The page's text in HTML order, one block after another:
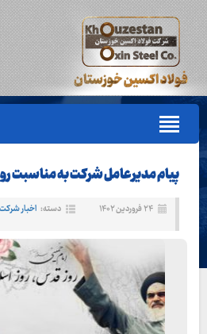
پیام مدیرعامل شرکت به مناسبت
۲۴ فروردین ۱۴۰۲ دسته: اخبار شرکت